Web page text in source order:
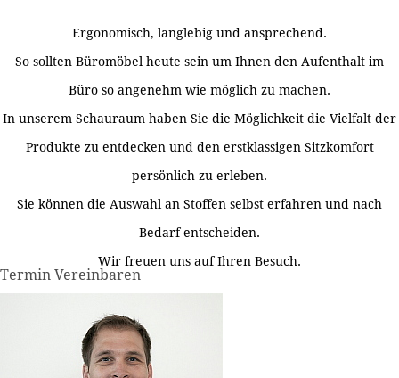
Ergonomisch, langlebig und ansprechend.
So sollten Büromöbel heute sein um Ihnen den Aufenthalt im
Büro so angenehm wie möglich zu machen.
In unserem Schauraum haben Sie die Möglichkeit die Vielfalt der
Produkte zu entdecken und den erstklassigen Sitzkomfort
persönlich zu erleben.
Sie können die Auswahl an Stoffen selbst erfahren und nach
Bedarf entscheiden.
Wir freuen uns auf Ihren Besuch.
Termin Vereinbaren